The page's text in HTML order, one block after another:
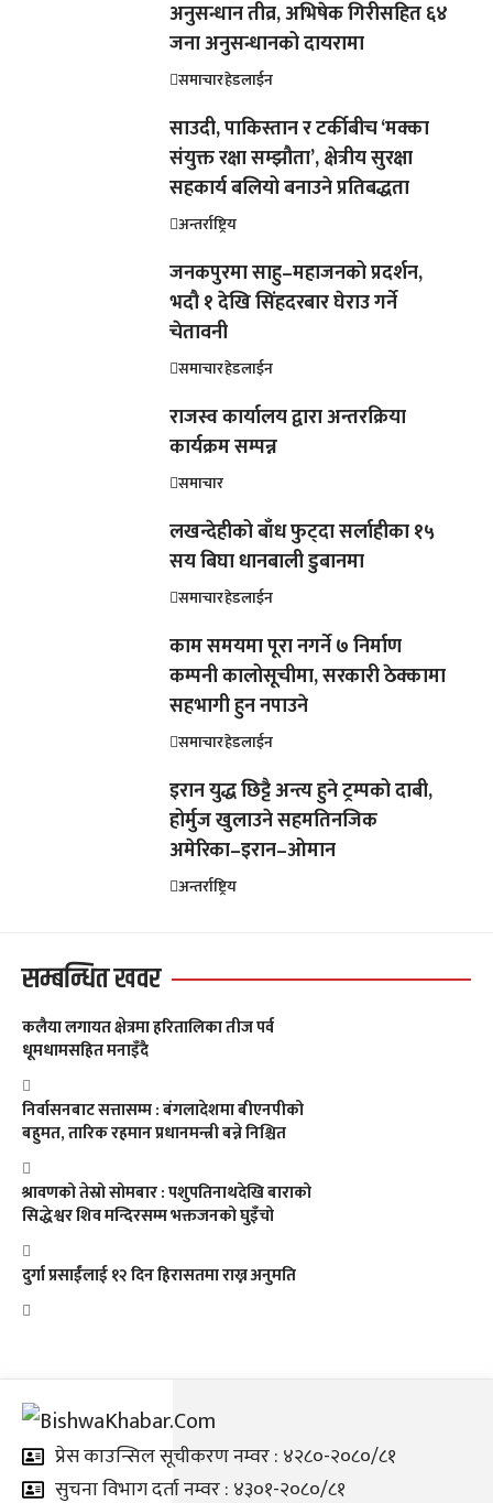
अनुसन्धान तीव्र, अभिषेक गिरीसहित ६४
जना अनुसन्धानको दायरामा
समाचारहेडलाईन
साउदी, पाकिस्तान र टर्कीबीच ‘मक्का
संयुक्त रक्षा सम्झौता’, क्षेत्रीय सुरक्षा
सहकार्य बलियो बनाउने प्रतिबद्धता
अन्तर्राष्ट्रिय
जनकपुरमा साहु–महाजनको प्रदर्शन,
भदौ १ देखि सिंहदरबार घेराउ गर्ने
चेतावनी
समाचारहेडलाईन
राजस्व कार्यालय द्वारा अन्तरक्रिया
कार्यक्रम सम्पन्न
समाचार
लखन्देहीको बाँध फुट्दा सर्लाहीका १५
सय बिघा धानबाली डुबानमा
समाचारहेडलाईन
काम समयमा पूरा नगर्ने ७ निर्माण
कम्पनी कालोसूचीमा, सरकारी ठेक्कामा
सहभागी हुन नपाउने
समाचारहेडलाईन
इरान युद्ध छिट्टै अन्त्य हुने ट्रम्पको दाबी,
होर्मुज खुलाउने सहमतिनजिक
अमेरिका–इरान–ओमान
अन्तर्राष्ट्रिय
सम्बन्धित खवर
कलैया लगायत क्षेत्रमा हरितालिका तीज पर्व
धूमधामसहित मनाइँदै
निर्वासनबाट सत्तासम्म : बंगलादेशमा बीएनपीको
बहुमत, तारिक रहमान प्रधानमन्त्री बन्ने निश्चित
श्रावणको तेस्रो सोमबार : पशुपतिनाथदेखि बाराको
सिद्धेश्वर शिव मन्दिरसम्म भक्तजनको घुइँचो
दुर्गा प्रसाईंलाई १२ दिन हिरासतमा राख्न अनुमति
प्रेस काउन्सिल सूचीकरण नम्वर : ४२८०-२०८०/८१
सुचना विभाग दर्ता नम्वर : ४३०१-२०८०/८१